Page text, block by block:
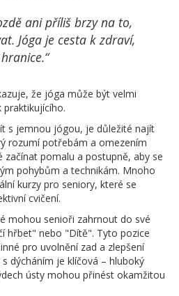
ani příliš brzy na to,
Jóga je cesta k zdraví,
že jóga může být velmi
praktikujícího.
s jemnou jógou, je důležité najít
rozumí potřebám a omezením
začínat pomalu a postupně, aby se
pohybům a technikám. Mnoho
kurzy pro seniory, které se
cvičení.
mohou senioři zahrnout do své
hřbet" nebo "Dítě". Tyto pozice
pro uvolnění zad a zlepšení
dýcháním je klíčová – hluboký
ústy mohou přinést okamžitou